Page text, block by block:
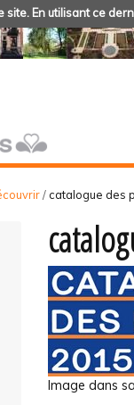
En utilisant ce
/ catalogue des
Image dans